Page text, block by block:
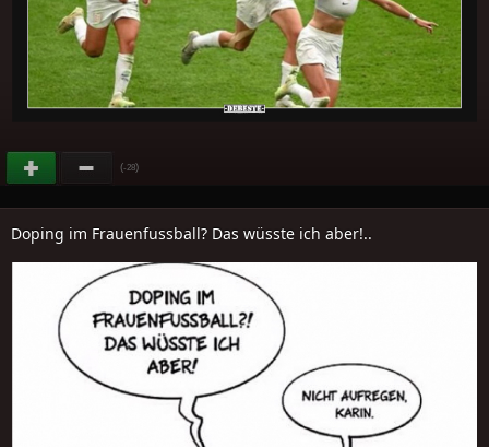
(-28)
Doping im Frauenfussball? Das wüsste ich aber!..